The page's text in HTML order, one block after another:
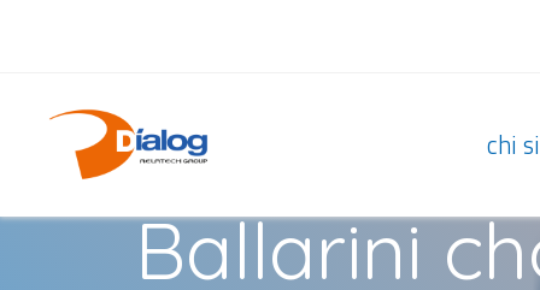
chi
16 NOVEMBRE 2017
Ballarini